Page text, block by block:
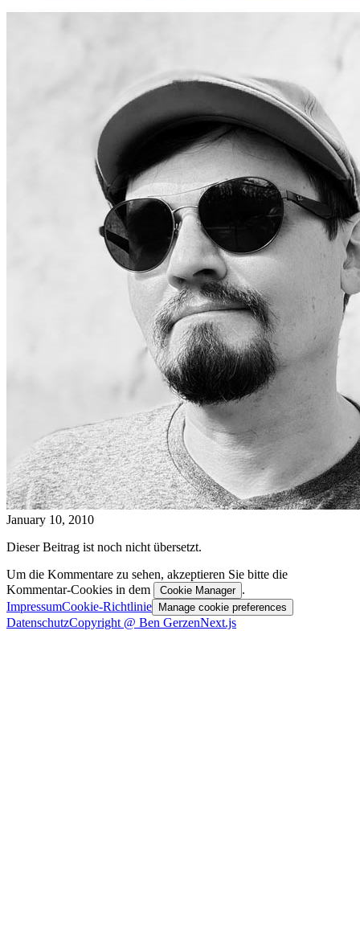
January 10, 2010
Dieser Beitrag ist noch nicht übersetzt.
Um die Kommentare zu sehen, akzeptieren Sie bitte die
Kommentar-Cookies in dem
Cookie Manager .
ImpressumCookie-Richtlinie Manage cookie preferences
DatenschutzCopyright @ Ben GerzenNext.js